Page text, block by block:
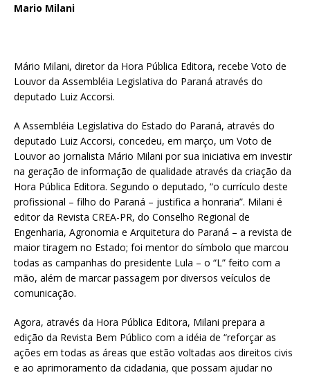
Mario Milani
Mário Milani, diretor da Hora Pública Editora, recebe Voto de
Louvor da Assembléia Legislativa do Paraná através do
deputado Luiz Accorsi.
A Assembléia Legislativa do Estado do Paraná, através do
deputado Luiz Accorsi, concedeu, em março, um Voto de
Louvor ao jornalista Mário Milani por sua iniciativa em investir
na geração de informação de qualidade através da criação da
Hora Pública Editora. Segundo o deputado, “o currículo deste
profissional – filho do Paraná – justifica a honraria”. Milani é
editor da Revista CREA-PR, do Conselho Regional de
Engenharia, Agronomia e Arquitetura do Paraná – a revista de
maior tiragem no Estado; foi mentor do símbolo que marcou
todas as campanhas do presidente Lula – o “L” feito com a
mão, além de marcar passagem por diversos veículos de
comunicação.
Agora, através da Hora Pública Editora, Milani prepara a
edição da Revista Bem Público com a idéia de “reforçar as
ações em todas as áreas que estão voltadas aos direitos civis
e ao aprimoramento da cidadania, que possam ajudar no